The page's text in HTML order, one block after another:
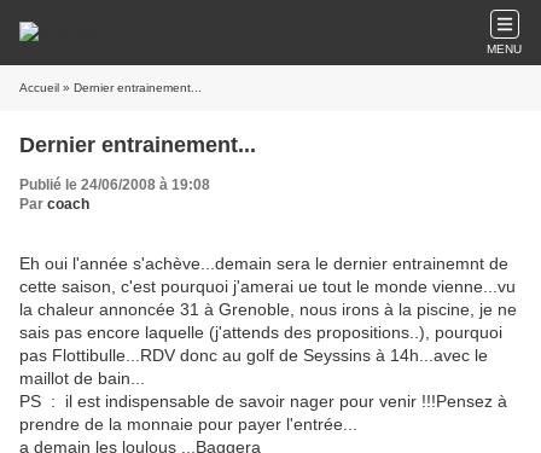
MENU
Accueil » Dernier entrainement...
Dernier entrainement...
Publié le 24/06/2008 à 19:08
Par coach
Eh oui l'année s'achève...demain sera le dernier entrainemnt de
cette saison, c'est pourquoi j'amerai ue tout le monde vienne...vu
la chaleur annoncée 31 à Grenoble, nous irons à la piscine, je ne
sais pas encore laquelle (j'attends des propositions..), pourquoi
pas Flottibulle...RDV donc au golf de Seyssins à 14h...avec le
maillot de bain...
PS : il est indispensable de savoir nager pour venir !!!Pensez à
prendre de la monnaie pour payer l'entrée...
a demain les loulous ...Baggera